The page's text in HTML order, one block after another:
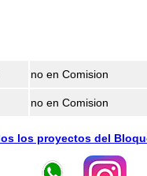
no en Comision
no en Comision
los proyectos del